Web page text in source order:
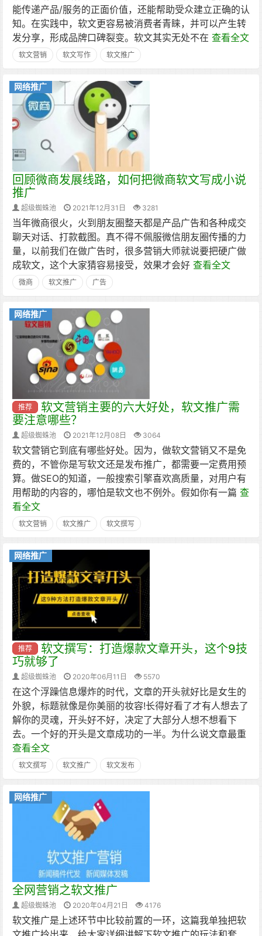
能传递产品/服务的正面价值，还能帮助受众建立正确的认
知。在实践中，软文更容易被消费者青睐，并可以产生转
发分享，形成品牌口碑裂变。软文其实无处不在 查看全文
软文营销 软文写作 软文推广
网络推广
回顾微商发展线路，如何把微商软文写成小说
推广
超级蜘蛛池 2021年12月31日 3281
当年微商很火，火到朋友圈整天都是产品广告和各种成交
聊天对话、打款截图。真不得不佩服微信朋友圈传播的力
量，以前我们在做广告时，很多营销大师就说要把硬广做
成软文，这个大家猜容易接受，效果才会好 查看全文
微商 软文推广 广告
网络推广
推荐
软文营销主要的六大好处，软文推广需
要注意哪些？
超级蜘蛛池 2021年12月08日 3064
软文营销它到底有哪些好处。因为，做软文营销又不是免
费的，不管你是写软文还是发布推广，都需要一定费用预
算。做SEO的知道，一般搜索引擎喜欢高质量，对用户有
用帮助的内容的，哪怕是软文也不例外。假如你有一篇 查
看全文
软文营销 软文推广 软文撰写
网络推广
推荐
软文撰写：打造爆款文章开头，这个9技
巧就够了
超级蜘蛛池 2020年06月11日 5570
在这个浮躁信息爆炸的时代，文章的开头就好比是女生的
外貌，标题就像是你美丽的妆容!长得好看了才有人想去了
解你的灵魂，开头好不好，决定了大部分人想不想看下
去。一个好的开头是文章成功的一半。为什么说文章最重
查看全文
软文撰写 软文推广 软文发布
网络推广
全网营销之软文推广
超级蜘蛛池 2020年04月21日 4176
软文推广是上述环节中比较前置的一环，这篇我单独把软